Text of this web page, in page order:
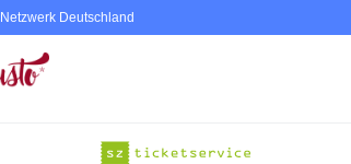
Deutschland